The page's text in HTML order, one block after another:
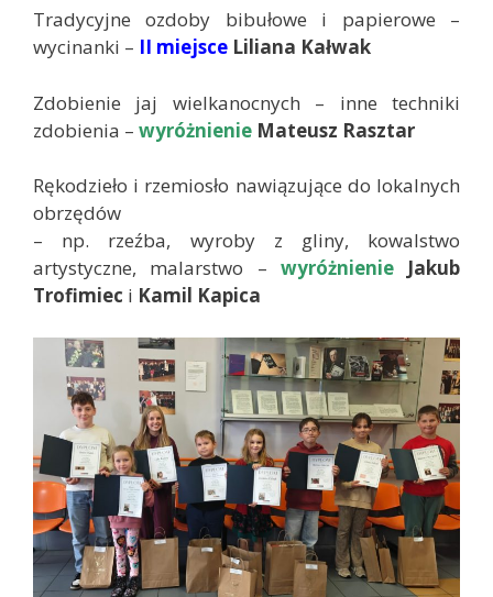
Tradycyjne ozdoby bibułowe i papierowe –
wycinanki – II miejsce Liliana Kałwak
Zdobienie jaj wielkanocnych – inne techniki
zdobienia – wyróżnienie Mateusz Rasztar
Rękodzieło i rzemiosło nawiązujące do lokalnych
obrzędów
– np. rzeźba, wyroby z gliny, kowalstwo
artystyczne, malarstwo – wyróżnienie Jakub
Trofimiec i Kamil Kapica